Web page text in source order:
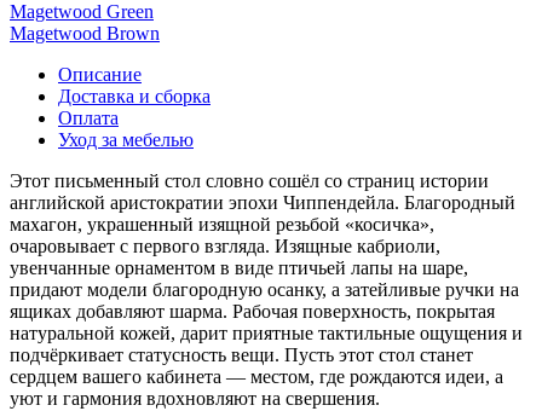
Magetwood Green
Magetwood Brown
Описание
Доставка и сборка
Оплата
Уход за мебелью
Этот письменный стол словно сошёл со страниц истории
английской аристократии эпохи Чиппендейла. Благородный
махагон, украшенный изящной резьбой «косичка»,
очаровывает с первого взгляда. Изящные кабриоли,
увенчанные орнаментом в виде птичьей лапы на шаре,
придают модели благородную осанку, а затейливые ручки на
ящиках добавляют шарма. Рабочая поверхность, покрытая
натуральной кожей, дарит приятные тактильные ощущения и
подчёркивает статусность вещи. Пусть этот стол станет
сердцем вашего кабинета — местом, где рождаются идеи, а
уют и гармония вдохновляют на свершения.